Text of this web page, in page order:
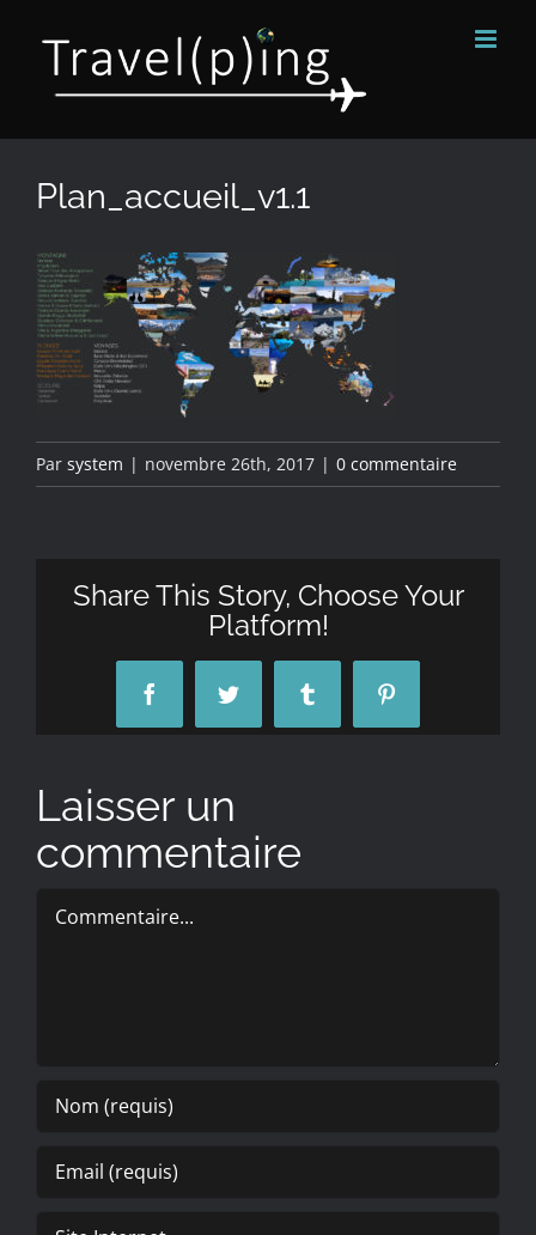
contenu
Plan_accueil_v1.1
Par system | novembre 26th, 2017 | 0 commentaire
Share This Story, Choose Your
Platform!
FacebookTwitter Tumblr Pinterest
Laisser un
commentaire
Commentaire